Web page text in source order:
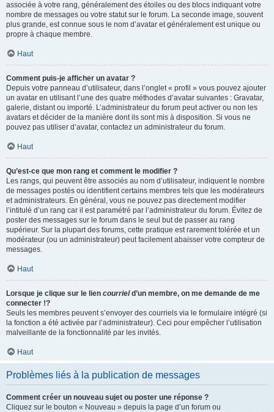
associée à votre rang, généralement des étoiles ou des blocs indiquant votre
nombre de messages ou votre statut sur le forum. La seconde image, souvent
plus grande, est connue sous le nom d’avatar et généralement est unique ou
propre à chaque membre.
Haut
Comment puis-je afficher un avatar ?
Depuis votre panneau d’utilisateur, dans l’onglet « profil » vous pouvez ajouter
un avatar en utilisant l’une des quatre méthodes d’avatar suivantes : Gravatar,
galerie, distant ou importé. L’administrateur du forum peut activer ou non les
avatars et décider de la manière dont ils sont mis à disposition. Si vous ne
pouvez pas utiliser d’avatar, contactez un administrateur du forum.
Haut
Qu’est-ce que mon rang et comment le modifier ?
Les rangs, qui peuvent être associés au nom d’utilisateur, indiquent le nombre
de messages postés ou identifient certains membres tels que les modérateurs
et administrateurs. En général, vous ne pouvez pas directement modifier
l’intitulé d’un rang car il est paramétré par l’administrateur du forum. Évitez de
poster des messages sur le forum dans le seul but de passer au rang
supérieur. Sur la plupart des forums, cette pratique est rarement tolérée et un
modérateur (ou un administrateur) peut facilement abaisser votre compteur de
messages.
Haut
Lorsque je clique sur le lien courrield’un membre, on me demande de me
connecter !?
Seuls les membres peuvent s’envoyer des courriels via le formulaire intégré (si
la fonction a été activée par l’administrateur). Ceci pour empêcher l’utilisation
malveillante de la fonctionnalité par les invités.
Haut
Problèmes liés à la publication de messages
Comment créer un nouveau sujet ou poster une réponse ?
Cliquez sur le bouton « Nouveau » depuis la page d’un forum ou